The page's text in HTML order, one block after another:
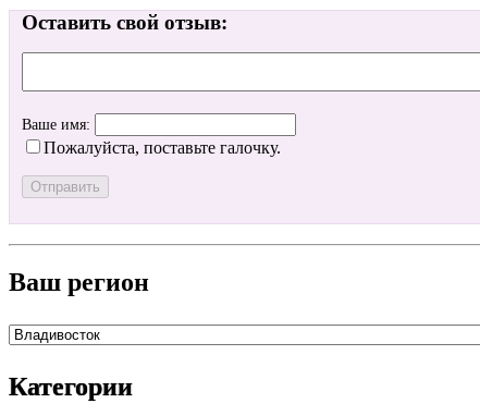
Оставить свой отзыв:
Ваше имя:
Пожалуйста, поставьте галочку.
Ваш регион
Категории